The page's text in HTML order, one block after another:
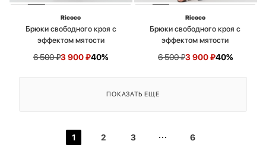
Ricoco
Брюки свободного кроя с
эффектом мятости
6 500₽3 900₽40%
Ricoco
Брюки свободного кроя с
эффектом мятости
6 500₽3 900₽40%
ПОКАЗАТЬ ЕЩЕ
1 2 3 6